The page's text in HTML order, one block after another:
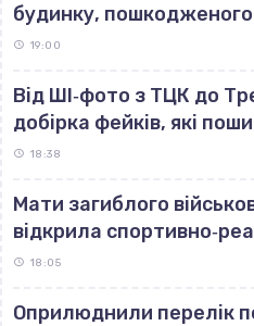
будинку,
19:00
Від ШІ‐фото з ТЦК до
добірка фейків, які
18:38
Мати загиблого
відкрила
18:05
Оприлюднили перелік